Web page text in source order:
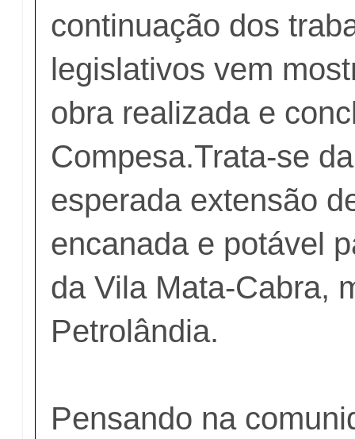
continuação dos
legislativos vem
obra realizada e
Compesa.Trata-se
esperada extensão
encanada e potável
da Vila Mata-Cabra,
Petrolândia.
Pensando na